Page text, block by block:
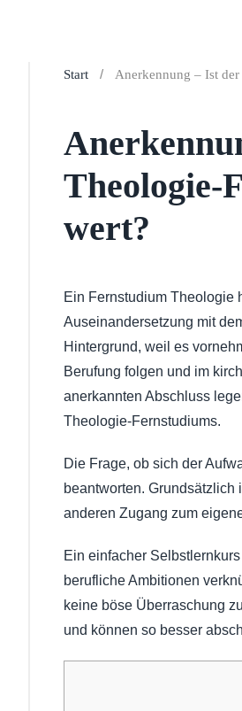
Start Anerkennung – Ist
Theologie-
wert?
Ein Fernstudium Theologie
Auseinandersetzung mit
Hintergrund, weil es
Berufung folgen und im
anerkannten Abschluss
Theologie-Fernstudiums.
Die Frage, ob sich der
beantworten.
anderen Zugang zum
Ein einfacher
berufliche Ambitionen
keine böse Überraschung
und können so besser